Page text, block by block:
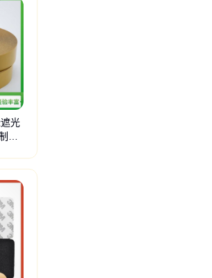
超薄蓝色热解粘膜
光
品